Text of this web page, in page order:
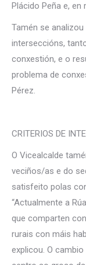
Plácido Peña e, en
Tamén se
interseccións,
conxestión, e o
problema de
Pérez.
CRITERIOS DE
O Vicealcalde
veciños/as e do
satisfeito polas
“Actualmente a
que comparten
rurais con máis
explicou. O